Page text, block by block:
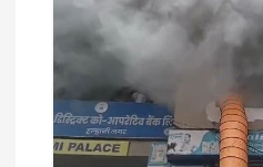
g
a
t